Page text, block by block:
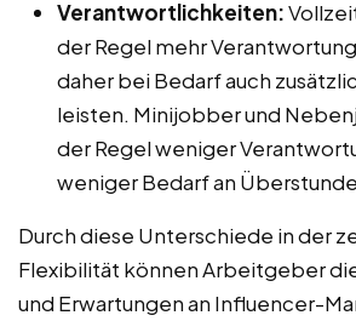
Verantwortlichkeiten:
der Regel mehr
daher bei Bedarf auch
leisten. Minijobber und
der Regel weniger
weniger Bedarf an
Durch diese Unterschiede in der
Flexibilität können Arbeitgeber
und Erwartungen an Influencer-